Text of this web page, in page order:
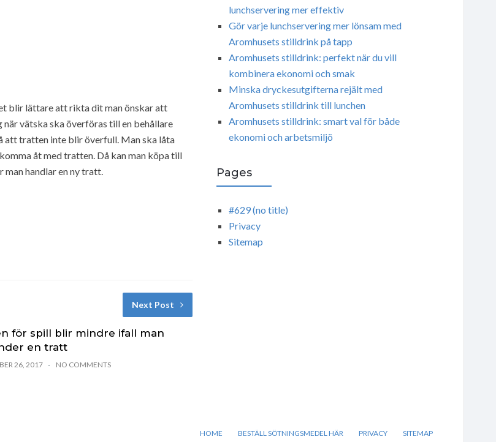
blir lättare att rikta dit man önskar att
när vätska ska överföras till en behållare
att tratten inte blir överfull. Man ska låta
åt med tratten. Då kan man köpa till
man handlar en ny tratt.
Next Post
för spill blir mindre ifall man
en tratt
26, 2017 NO COMMENTS
lunchservering mer effektiv
Gör varje lunchservering mer lönsam med
Aromhusets stilldrink på tapp
Aromhusets stilldrink: perfekt när du vill
kombinera ekonomi och smak
Minska dryckesutgifterna rejält med
Aromhusets stilldrink till lunchen
Aromhusets stilldrink: smart val för både
ekonomi och arbetsmiljö
Pages
#629 (no title)
Privacy
Sitemap
HOME BESTÄLL SÖTNINGSMEDEL HÄR PRIVACY SITEMAP